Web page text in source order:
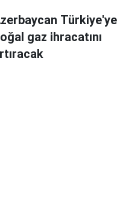
Türkiye'ye
gaz ihracatını